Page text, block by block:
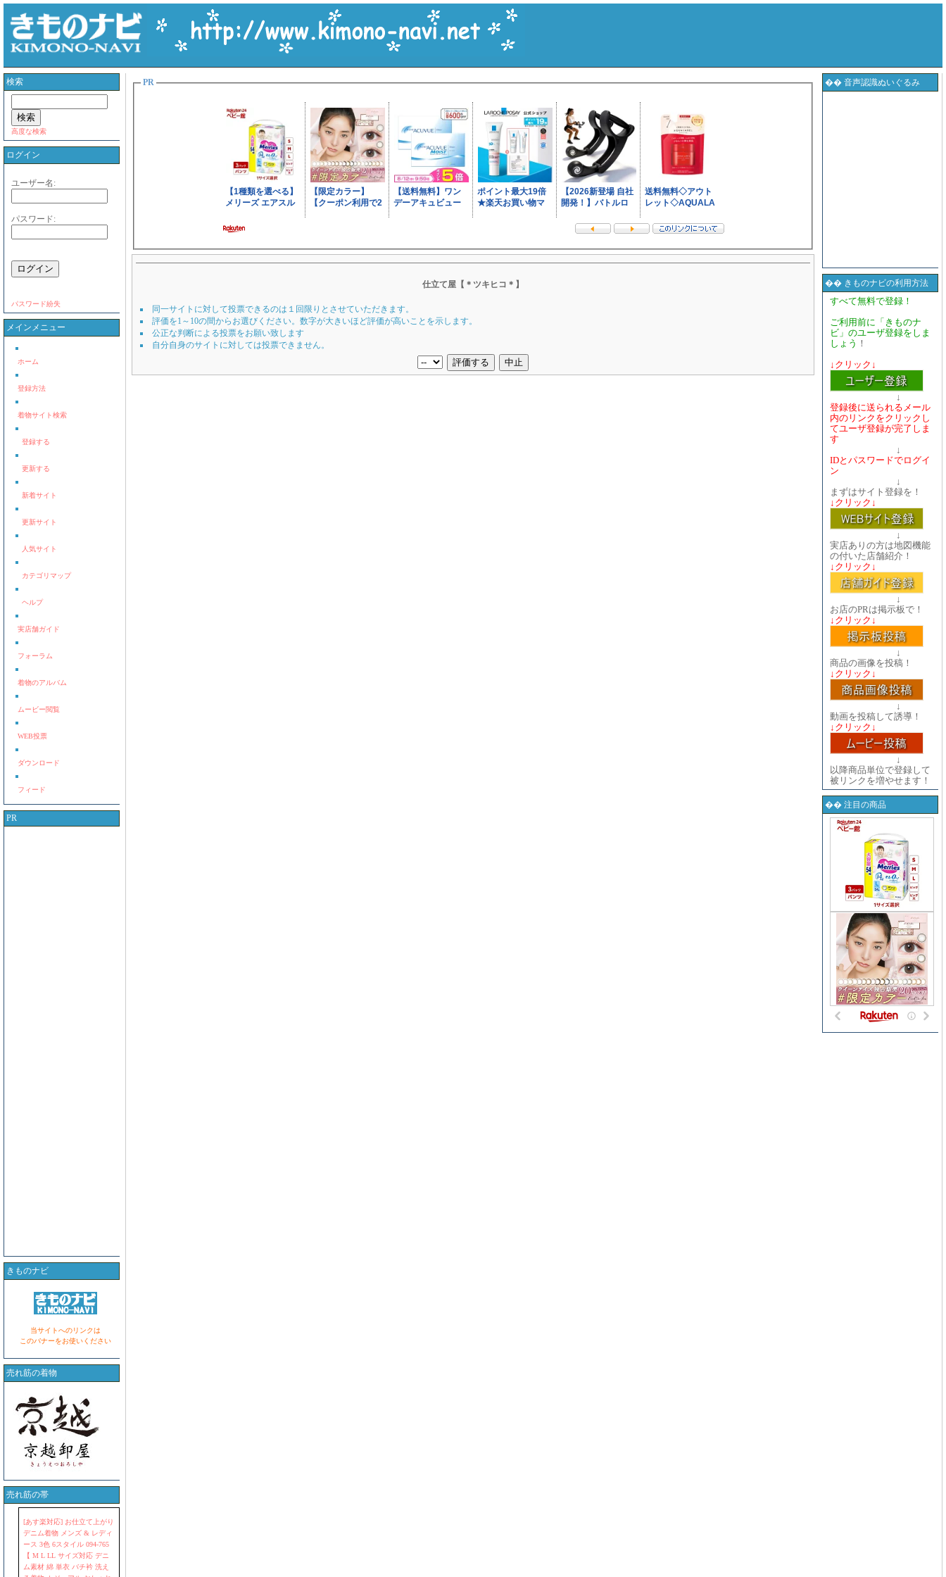
検索
高度な検索
ログイン
ユーザー名:
パスワード:
パスワード紛失
メインメニュー
ホーム
登録方法
着物サイト検索
登録する
更新する
新着サイト
更新サイト
人気サイト
カテゴリマップ
ヘルプ
実店舗ガイド
フォーラム
着物のアルバム
ムービー閲覧
WEB投票
ダウンロード
フィード
PR
きものナビ
当サイトへのリンクは
このバナーをお使いください
売れ筋の着物
売れ筋の帯
[あす楽対応] お仕立て上がり
デニム着物 メンズ & レディ
ース 3色 6スタイル 094-765
【 M L LL サイズ対応 デニ
ム素材 綿 単衣 バチ衿 洗え
PR
仕立て屋【＊ツキヒコ＊】
同一サイトに対して投票できるのは１回限りとさせていただきます。
評価を1～10の間からお選びください。数字が大きいほど評価が高いことを示します。
公正な判断による投票をお願い致します
自分自身のサイトに対しては投票できません。
�� 音声認識ぬいぐるみ
�� きものナビの利用方法
すべて無料で登録！
ご利用前に「きものナ
ビ」のユーザ登録をしま
しょう ！
↓クリック↓
↓
登録後に送られるメール
内のリンクをクリックし
てユーザ登録が完了しま
す
↓
IDとパスワードでログイ
ン
↓
まずはサイト登録を！
↓クリック↓
↓
実店ありの方は地図機能
の付いた店舗紹介！
↓クリック↓
↓
お店のPRは掲示板で！
↓クリック↓
↓
商品の画像を投稿！
↓クリック↓
↓
動画を投稿して誘導！
↓クリック↓
↓
以降商品単位で登録して
被リンクを増やせます！
�� 注目の商品